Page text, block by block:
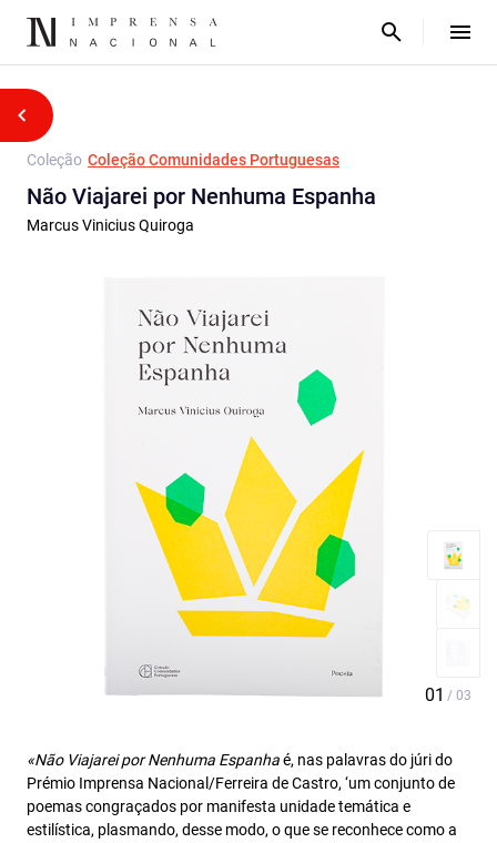
Coleção Coleção Comunidades Portuguesas
Não Viajarei por Nenhuma Espanha
Marcus Vinicius Quiroga
«Não Viajarei por Nenhuma Espanhaé, nas palavras do júri do
Prémio Imprensa Nacional/Ferreira de Castro, ‘um conjunto de
poemas congraçados por manifesta unidade temática e
estilística, plasmando, desse modo, o que se reconhece como a